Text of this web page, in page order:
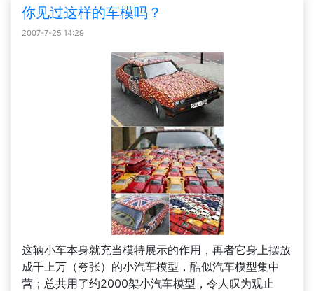
你见过这样的车模吗？
2007-7-25 14:29
这辆小车本身就充当模特展示的作用，再者它身上摆放
成千上万（夸张）的小汽车模型，酷似汽车模型集中
营；总共用了约2000架小汽车模型，令人叹为观止